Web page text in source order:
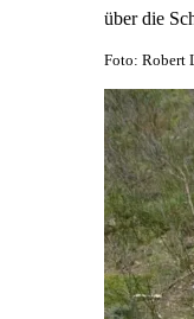
über die
Foto: Robert